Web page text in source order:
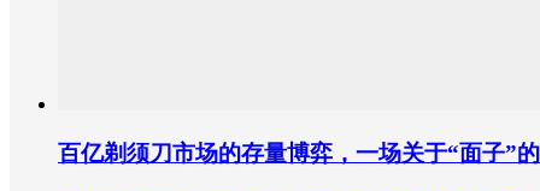
百亿剃须刀市场的存量博弈，一场关于“面子”